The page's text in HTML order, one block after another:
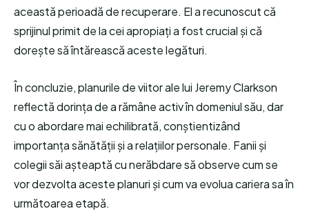
această perioadă de recuperare. El a recunoscut că
sprijinul primit de la cei apropiați a fost crucial și că
dorește să întărească aceste legături.
În concluzie, planurile de viitor ale lui Jeremy Clarkson
reflectă dorința de a rămâne activ în domeniul său, dar
cu o abordare mai echilibrată, conștientizând
importanța sănătății și a relațiilor personale. Fanii și
colegii săi așteaptă cu nerăbdare să observe cum se
vor dezvolta aceste planuri și cum va evolua cariera sa în
următoarea etapă.